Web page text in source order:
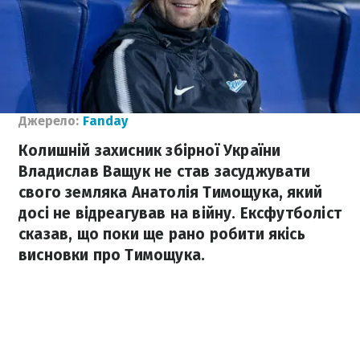
Джерело: Fanday
Колишній захисник збірної України
Владислав Ващук не став засуджувати
свого земляка Анатолія Тимощука, який
досі не відреагував на війну. Ексфутболіст
сказав, що поки ще рано робити якісь
висновки про Тимощука.